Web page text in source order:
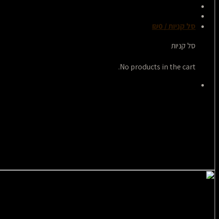
סל קניות /
₪0
סל קניות
No products in the cart.